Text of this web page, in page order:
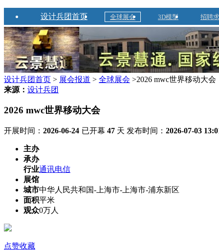
设计兵团首页 全球展会 3D模型 招聘
设计兵团首页 > 展会报道 > 全球展会 >2026 mwc世界移动大会
来源： 设计兵团
2026 mwc世界移动大会
开展时间： 2026-06-24 已开幕 47 天 发布时间： 2026-07-03
主办
承办
行业通讯电信
展馆
城市中华人民共和国-上海市-上海市-浦东新区
面积平米
观众0万人
点赞收藏